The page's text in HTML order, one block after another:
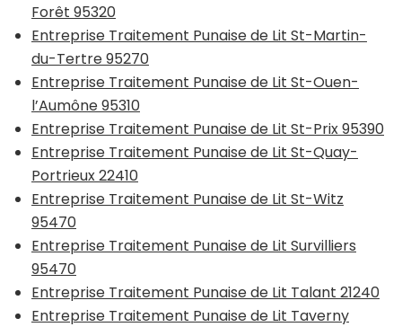
Forêt 95320
Entreprise Traitement Punaise de Lit St-Martin-
du-Tertre 95270
Entreprise Traitement Punaise de Lit St-Ouen-
l’Aumône 95310
Entreprise Traitement Punaise de Lit St-Prix 95390
Entreprise Traitement Punaise de Lit St-Quay-
Portrieux 22410
Entreprise Traitement Punaise de Lit St-Witz
95470
Entreprise Traitement Punaise de Lit Survilliers
95470
Entreprise Traitement Punaise de Lit Talant 21240
Entreprise Traitement Punaise de Lit Taverny